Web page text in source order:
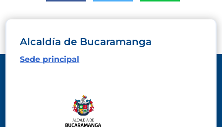
Alcaldía de Bucaramanga
Sede principal